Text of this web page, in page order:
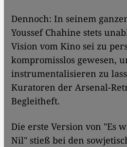
Dennoch: In seinem
Youssef Chahine stets
Vision vom Kino sei zu
kompromisslos gewesen,
instrumentalisieren zu
Kuratoren der Arsenal-
Begleitheft.
Die erste Version von "Es
Nil" stieß bei den